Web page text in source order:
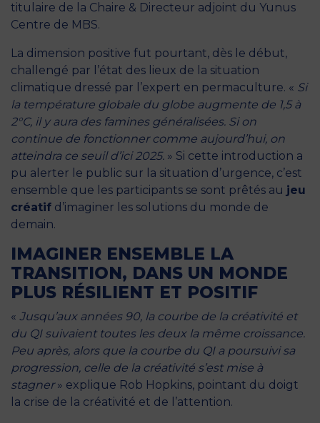
titulaire de la Chaire & Directeur adjoint du Yunus
Centre de MBS.
La dimension positive fut pourtant, dès le début,
challengé par l’état des lieux de la situation
climatique dressé par l’expert en permaculture. « Si
la température globale du globe augmente de 1,5 à
2°C, il y aura des famines généralisées. Si on
continue de fonctionner comme aujourd’hui, on
atteindra ce seuil d’ici 2025. » Si cette introduction a
pu alerter le public sur la situation d’urgence, c’est
ensemble que les participants se sont prêtés au jeu
créatif d’imaginer les solutions du monde de
demain.
IMAGINER ENSEMBLE LA
TRANSITION, DANS UN MONDE
PLUS RÉSILIENT ET POSITIF
« Jusqu’aux années 90, la courbe de la créativité et
du QI suivaient toutes les deux la même croissance.
Peu après, alors que la courbe du QI a poursuivi sa
progression, celle de la créativité s’est mise à
stagner» explique Rob Hopkins, pointant du doigt
la crise de la créativité et de l’attention.